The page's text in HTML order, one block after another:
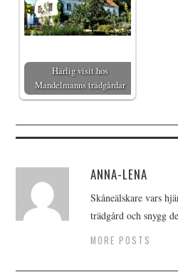
Härlig visit hos
Mandelmanns trädgårdar
ANNA-LENA
Skåneälskare vars
trädgård och snygg
MORE POSTS